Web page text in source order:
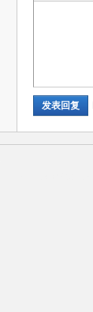
发表回复